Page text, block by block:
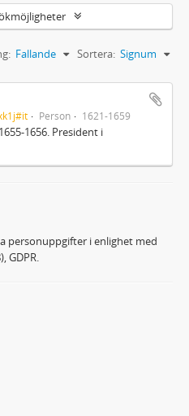
Sortera: Signum
Fallande
Person 1621-1659
1656. President i
personuppgifter i enlighet med
GDPR.